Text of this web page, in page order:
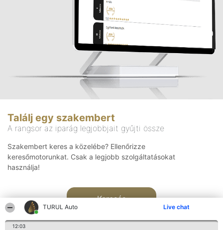
TURUL Auto Live chat
12:03
Találj egy szakembert
A rangsor az iparág legjobbjait gyűjti össze
Szakembert keres a közelébe? Ellenőrizze
keresőmotorunkat. Csak a legjobb szolgáltatásokat
használja!
Keresés